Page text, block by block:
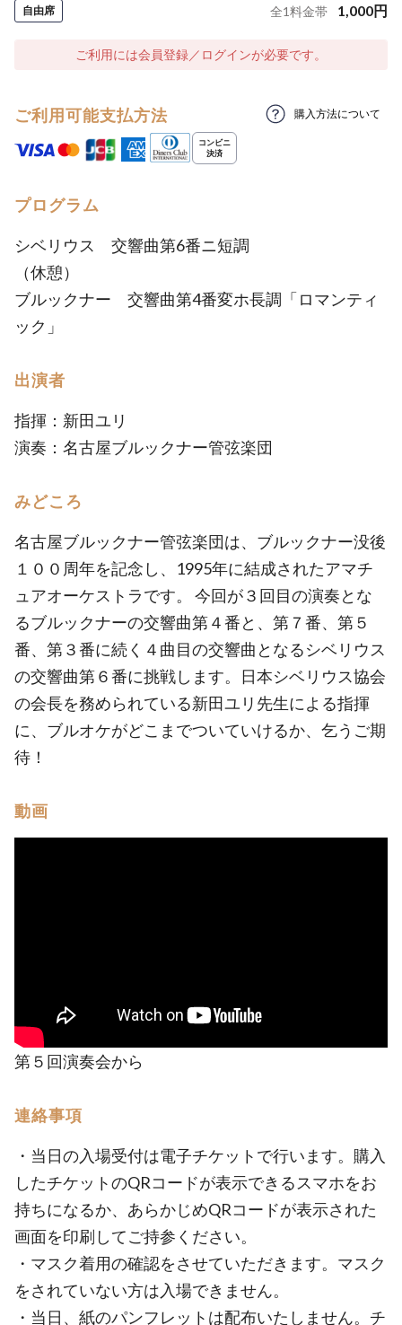
自由席 全1料金帯 1,000円
ご利用には会員登録／ログインが必要です。
ご利用可能支払方法 購入方法について
プログラム
シベリウス 交響曲第6番ニ短調
（休憩）
ブルックナー 交響曲第4番変ホ長調「ロマンティ
ック」
出演者
指揮：新田ユリ
演奏：名古屋ブルックナー管弦楽団
みどころ
名古屋ブルックナー管弦楽団は、ブルックナー没後
１００周年を記念し、1995年に結成されたアマチ
ュアオーケストラです。 今回が３回目の演奏とな
るブルックナーの交響曲第４番と、第７番、第５
番、第３番に続く４曲目の交響曲となるシベリウス
の交響曲第６番に挑戦します。日本シベリウス協会
の会長を務められている新田ユリ先生による指揮
に、ブルオケがどこまでついていけるか、乞うご期
待！
動画
第５回演奏会から
連絡事項
・当日の入場受付は電子チケットで行います。購入
したチケットのQRコードが表示できるスマホをお
持ちになるか、あらかじめQRコードが表示された
画面を印刷してご持参ください。
・マスク着用の確認をさせていただきます。マスク
をされていない方は入場できません。
・当日、紙のパンフレットは配布いたしません。チ